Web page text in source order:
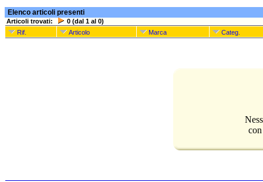
Elenco articoli presenti
Articoli trovati:
0 (dal 1 al 0)
Rif.
Articolo Marca Categ.